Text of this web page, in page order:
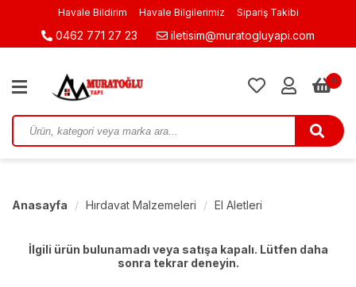
Havale Bildirim Havale Bilgilerimiz Sipariş Takibi
0462 771 27 23 iletisim@muratogluyapi.com
0
Anasayfa Hırdavat Malzemeleri El Aletleri
İlgili ürün bulunamadı veya satışa kapalı. Lütfen daha
sonra tekrar deneyin.